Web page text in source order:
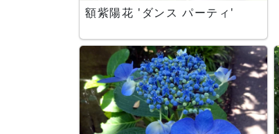
額紫陽花 'ダンス パーティ'